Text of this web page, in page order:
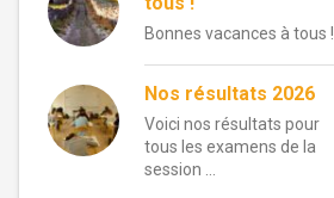
Bonnes vacances à tous !
Nos résultats 2026
Voici nos résultats pour
tous les examens de la
session …